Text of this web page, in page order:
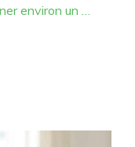
environ un …